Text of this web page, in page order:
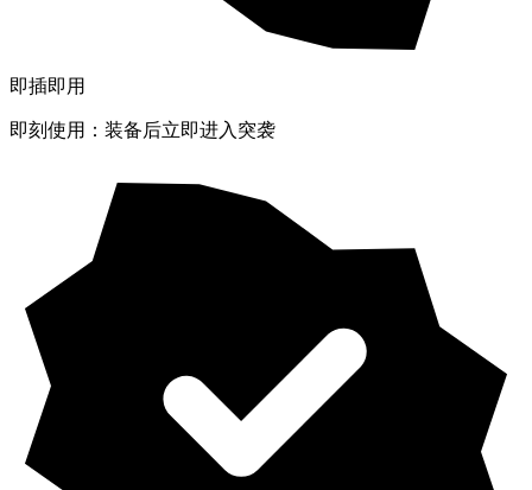
即插即用
即刻使用：装备后立即进入突袭